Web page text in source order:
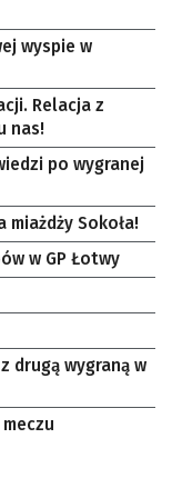
wyspie w
Relacja z
nas!
po wygranej
miażdży Sokoła!
w GP Łotwy
drugą wygraną w